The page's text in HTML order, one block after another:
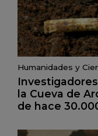
Humanidades y
la Cueva de
de hace